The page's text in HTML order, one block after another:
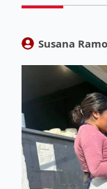
Susana